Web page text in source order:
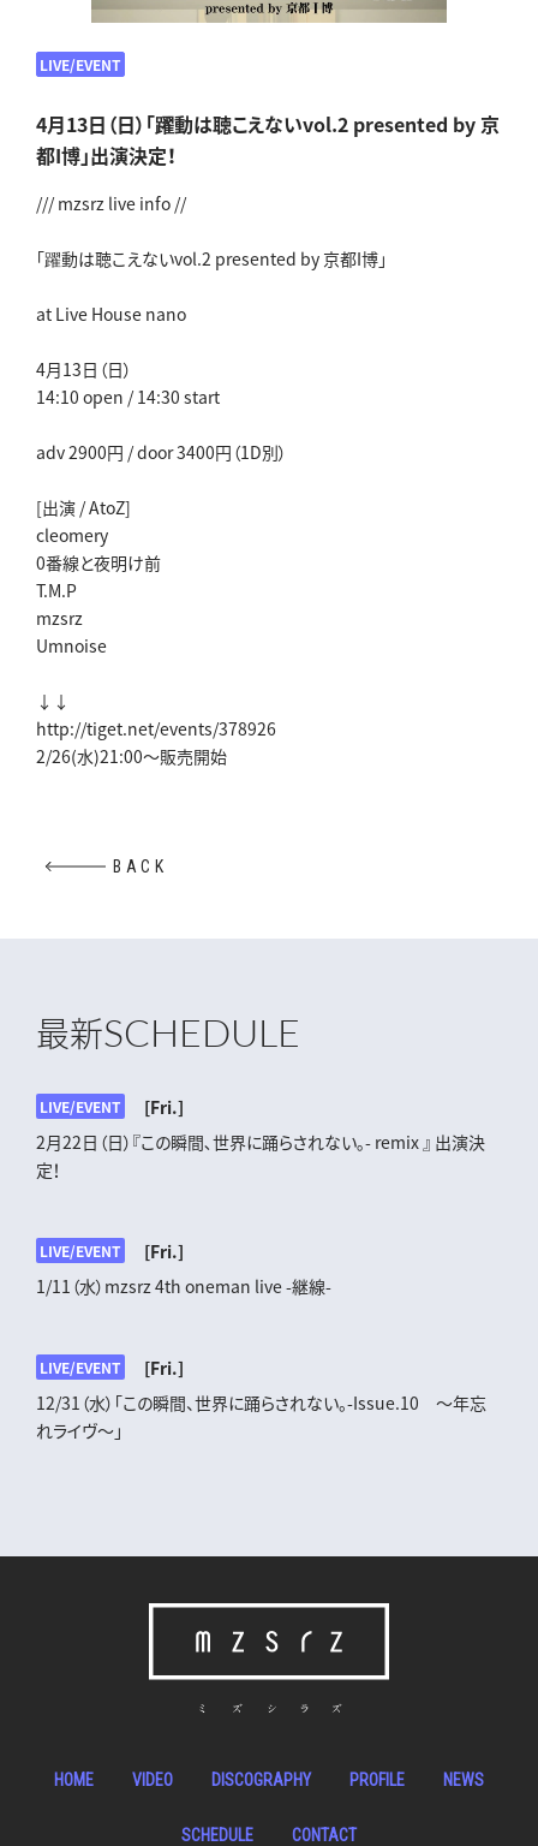
LIVE/EVENT
4月13日（日）「躍動は聴こえないvol.2 presented by 京
都I博」出演決定！
/// mzsrz live info //
「躍動は聴こえないvol.2 presented by 京都I博」
at Live House nano
4月13日（日）
14:10 open / 14:30 start
adv 2900円 / door 3400円（1D別）
[出演 / AtoZ]
cleomery
0番線と夜明け前
T.M.P
mzsrz
Umnoise
↓↓
http://tiget.net/events/378926
2/26(水)21:00～販売開始
BACK
最新SCHEDULE
LIVE/EVENT
[Fri.]
2月22日（日）『この瞬間､世界に踊らされない｡- remix 』 出演決
定！
LIVE/EVENT
[Fri.]
1/11（水）mzsrz 4th oneman live -継線-
LIVE/EVENT
[Fri.]
12/31（水）「この瞬間、世界に踊らされない。-Issue.10 ～年忘
れライヴ～」
HOME VIDEO DISCOGRAPHY PROFILE NEWS
SCHEDULE CONTACT